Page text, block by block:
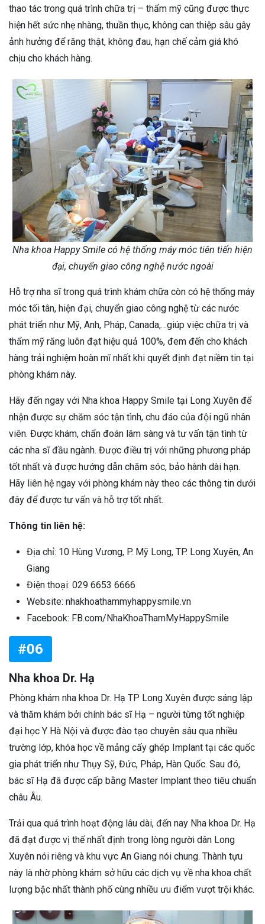
thao tác trong quá trình chữa trị – thẩm mỹ cũng được thực
hiện hết sức nhẹ nhàng, thuần thục, không can thiệp sâu gây
ảnh hưởng để răng thật, không đau, hạn chế cảm giá khó
chịu cho khách hàng.
Nha khoa Happy Smile có hệ thống máy móc tiên tiến hiện
đại, chuyển giao công nghệ nước ngoài
Hỗ trợ nha sĩ trong quá trình khám chữa còn có hệ thống máy
móc tối tân, hiện đại, chuyển giao công nghệ từ các nước
phát triển như Mỹ, Anh, Pháp, Canada,…giúp việc chữa trị và
thẩm mỹ răng luôn đạt hiệu quả 100%, đem đến cho khách
hàng trải nghiệm hoàn mĩ nhất khi quyết định đạt niềm tin tại
phòng khám này.
Hãy đến ngay với Nha khoa Happy Smile tại Long Xuyên để
nhận được sự chăm sóc tận tình, chu đáo của đội ngũ nhân
viên. Được khám, chẩn đoán lâm sàng và tư vấn tận tình từ
các nha sĩ đầu ngành. Được điều trị với những phương pháp
tốt nhất và được hướng dẫn chăm sóc, bảo hành dài hạn.
Hãy liên hệ ngay với phòng khám này theo các thông tin dưới
đây để được tư vấn và hỗ trợ tốt nhất.
Thông tin liên hệ:
Địa chỉ: 10 Hùng Vương, P. Mỹ Long, TP. Long Xuyên, An
Giang
Điện thoại: 029 6653 6666
Website: nhakhoathammyhappysmile.vn
Facebook: FB.com/NhaKhoaThamMyHappySmile
#06
Nha khoa Dr. Hạ
Phòng khám nha khoa Dr. Hạ TP Long Xuyên được sáng lập
và thăm khám bởi chính bác sĩ Hạ – người từng tốt nghiệp
đại học Y Hà Nội và được đào tạo chuyên sâu qua nhiều
trường lớp, khóa học về mảng cấy ghép Implant tại các quốc
gia phát triển như Thụy Sỹ, Đức, Pháp, Hàn Quốc. Sau đó,
bác sĩ Hạ đã được cấp bằng Master Implant theo tiêu chuẩn
châu Âu.
Trải qua quá trình hoạt động lâu dài, đến nay Nha khoa Dr. Hạ
đã đạt được vị thế nhất định trong lòng người dân Long
Xuyên nói riêng và khu vực An Giang nói chung. Thành tựu
này là nhờ phòng khám sở hữu các dịch vụ về nha khoa chất
lượng bậc nhất thành phố cùng nhiều ưu điểm vượt trội khác.